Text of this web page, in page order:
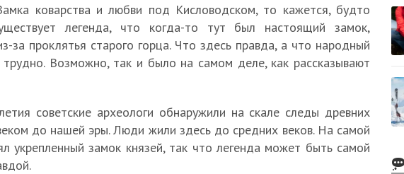
коварства и любви под Кисловодском, то кажется, будто
легенда, что когда-то тут был настоящий замок,
за проклятья старого горца. Что здесь правда, а что народный
трудно. Возможно, так и было на самом деле, как рассказывают
советские археологи обнаружили на скале следы древних
до нашей эры. Люди жили здесь до средних веков. На самой
укрепленный замок князей, так что легенда может быть самой